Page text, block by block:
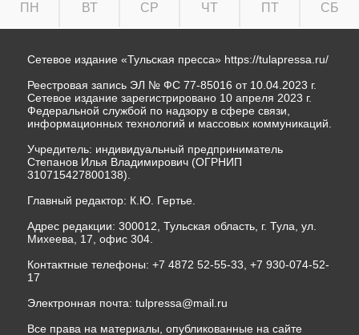
ПН ВТ СР ЧТ ПТ СБ
Сетевое издание «Тульская пресса» https://tulapressa.ru/
Реестровая запись ЭЛ № ФС 77-85016 от 10.04.2023 г.
Сетевое издание зарегистрировано 10 апреля 2023 г.
Федеральной службой по надзору в сфере связи,
информационных технологий и массовых коммуникаций.
Учредитель: индивидуальный предприниматель
Степанов Илья Владимирович (ОГРНИП
310715427800138).
Главный редактор: К.Ю. Гертье.
Адрес редакции: 300012, Тульская область, г. Тула, ул.
Михеева, 17, офис 304.
Контактные телефоны: +7 4872 52-55-33, +7 930-074-52-
17
Электронная почта: tulpressa@mail.ru
Все права на материалы, опубликованные на сайте